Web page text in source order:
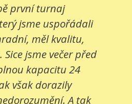
první turnaj
jsme uspořádali
měl kvalitu,
jsme večer před
kapacitu 24
však dorazily
A tak